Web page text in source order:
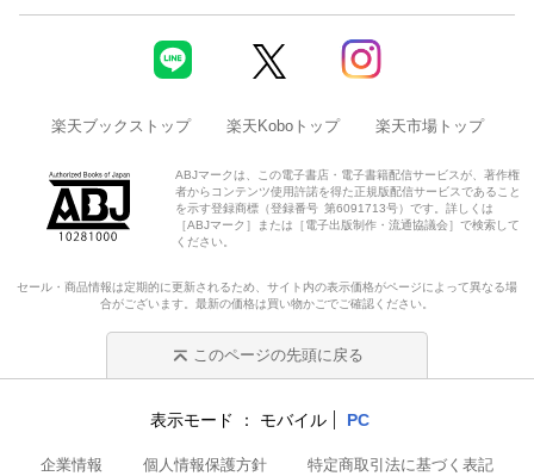
楽天ブックストップ 楽天Koboトップ 楽天市場トップ
ABJマークは、この電子書店・電子書籍配信サービスが、著作権
者からコンテンツ使用許諾を得た正規版配信サービスであること
を示す登録商標（登録番号 第6091713号）です。詳しくは
［ABJマーク］または［電子出版制作・流通協議会］で検索して
ください。
セール・商品情報は定期的に更新されるため、サイト内の表示価格がページによって異なる場
合がございます。最新の価格は買い物かごでご確認ください。
このページの先頭に戻る
表示モード モバイル PC
企業情報 個人情報保護方針 特定商取引法に基づく表記